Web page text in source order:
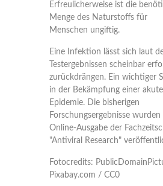
Erfreulicherweise ist die
Menge des Naturstoffs für
Menschen ungiftig.
Eine Infektion lässt sich laut
Testergebnissen scheinbar
zurückdrängen. Ein wichtiger
in der Bekämpfung einer
Epidemie. Die bisherigen
Forschungsergebnisse wurden
Online-Ausgabe der
"Antiviral Research"
Fotocredits:
Pixabay.com / CC0